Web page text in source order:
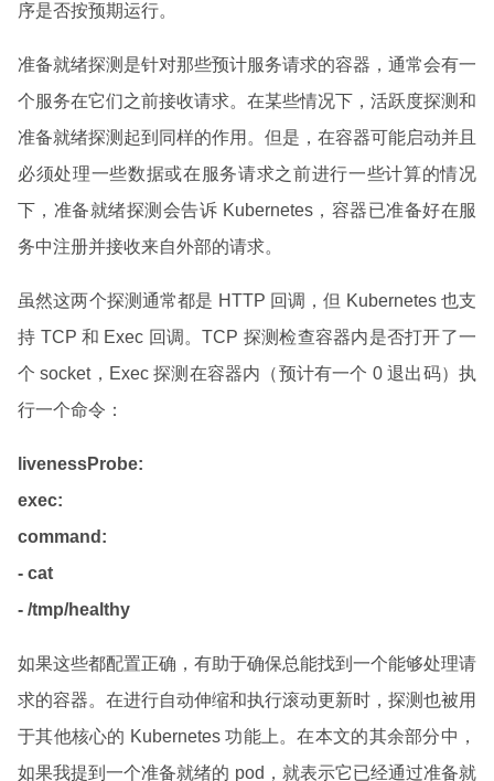
序是否按预期运行。
准备就绪探测是针对那些预计服务请求的容器，通常会有一
个服务在它们之前接收请求。在某些情况下，活跃度探测和
准备就绪探测起到同样的作用。但是，在容器可能启动并且
必须处理一些数据或在服务请求之前进行一些计算的情况
下，准备就绪探测会告诉 Kubernetes，容器已准备好在服
务中注册并接收来自外部的请求。
虽然这两个探测通常都是 HTTP 回调，但 Kubernetes 也支
持 TCP 和 Exec 回调。TCP 探测检查容器内是否打开了一
个 socket，Exec 探测在容器内（预计有一个 0 退出码）执
行一个命令：
livenessProbe:
exec:
command:
- cat
- /tmp/healthy
如果这些都配置正确，有助于确保总能找到一个能够处理请
求的容器。在进行自动伸缩和执行滚动更新时，探测也被用
于其他核心的 Kubernetes 功能上。在本文的其余部分中，
如果我提到一个准备就绪的 pod，就表示它已经通过准备就